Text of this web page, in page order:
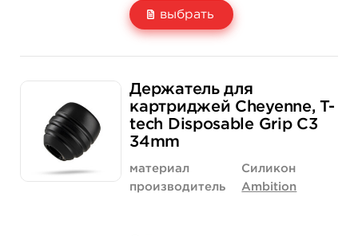
выбрать
Количество
200 руб.
купить нет на складе
Держатель для
картриджей Cheyenne, T-
tech Disposable Grip C3
34mm
материал
Силикон
производитель
Ambition